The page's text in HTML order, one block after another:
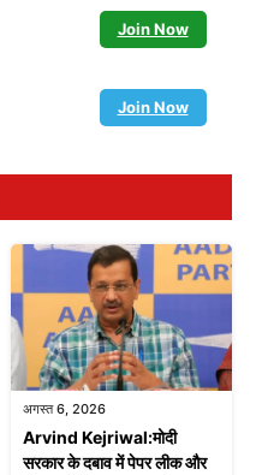
Join Now
Join Now
अगस्त 6, 2026
Arvind Kejriwal:मोदी
सरकार के दबाव में पेपर लीक और